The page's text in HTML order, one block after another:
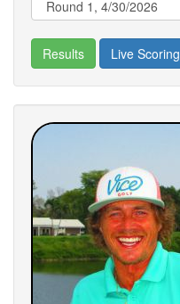
Results Live Scoring